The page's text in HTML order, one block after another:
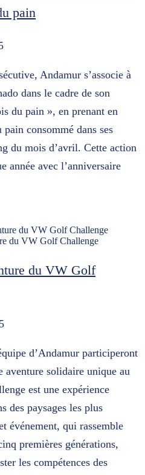
pain
Andamur s’associe à
dans le cadre de son
du pain », en prenant en
consommé dans ses
du mois d’avril. Cette action
année avec l’anniversaire
du VW Golf Challenge
du VW Golf
d’Andamur participeront
aventure solidaire unique au
est une expérience
des paysages les plus
événement, qui rassemble
premières générations,
les compétences des